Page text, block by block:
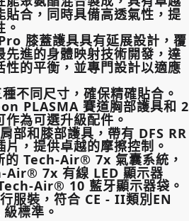
貼合，同時具備高透氣性，提
膝蓋護具具有延展設計，覆
先進的身體映射技術開發，達
性的平衡，並專門設計以適應
不同尺寸，確保精確貼合。
PLASMA 賽道胸部護具和 2
為可選升級配件。
部和膝部護具，帶有 DFS RR
，提供卓越的摩擦控制。
的 Tech-Air® 7x 氣囊系統，
Air® 7x 有線 LED 顯示器
Air® 10 藍牙顯示器袋。
服裝，符合 CE - II類別EN
標準。